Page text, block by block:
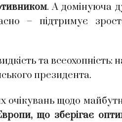
. А домінуюча
– підтримує
та всеохопність:
президента.
очікувань щодо
що зберігає